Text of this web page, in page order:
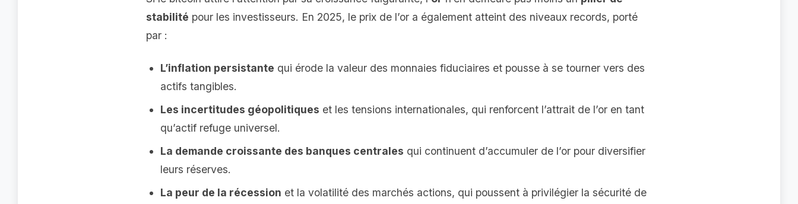
stabilité pour les investisseurs. En 2025, le prix de l’or a également atteint des niveaux records, porté
par :
L’inflation persistante qui érode la valeur des monnaies fiduciaires et pousse à se tourner vers des
actifs tangibles.
Les incertitudes géopolitiques et les tensions internationales, qui renforcent l’attrait de l’or en tant
qu’actif refuge universel.
La demande croissante des banques centrales qui continuent d’accumuler de l’or pour diversifier
leurs réserves.
La peur de la récession et la volatilité des marchés actions, qui poussent à privilégier la sécurité de